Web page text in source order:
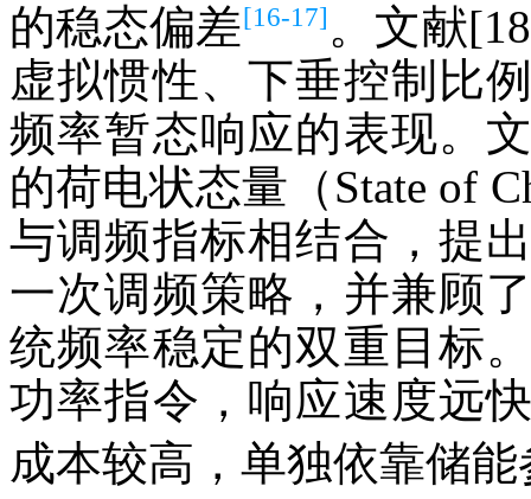
的稳态偏差[16-17] 。文献
虚拟惯性、下垂控制比
频率暂态响应的表现。
的荷电状态量（State of
与调频指标相结合，提
一次调频策略，并兼顾
统频率稳定的双重目标
功率指令，响应速度远
成本较高，单独依靠储